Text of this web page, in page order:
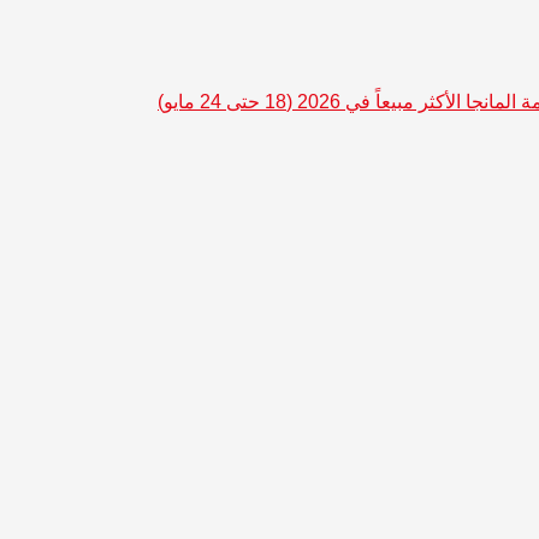
الأكثر مبيعاً في 2026 (18 حتى 24 مايو)